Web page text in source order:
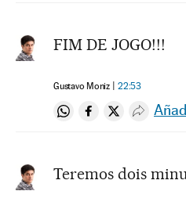
FIM DE JOGO!!!
Gustavo Moniz 22:53
Compartir en
Compartir en
Compartir
Teremos dois